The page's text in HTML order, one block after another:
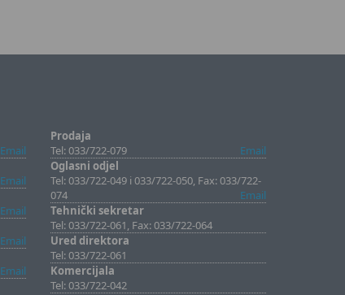
Email
Email
Email
Email
Email
Prodaja
Tel: 033/722-079
Email
Oglasni odjel
Tel: 033/722-049 i 033/722-050, Fax: 033/722-
074
Email
Tehnički sekretar
Tel: 033/722-061, Fax: 033/722-064
Ured direktora
Tel: 033/722-061
Komercijala
Tel: 033/722-042